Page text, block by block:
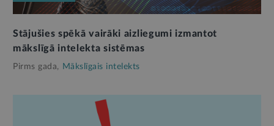
Stājušies spēkā vairāki aizliegumi izmantot
mākslīgā intelekta sistēmas
Pirms gada, Mākslīgais intelekts